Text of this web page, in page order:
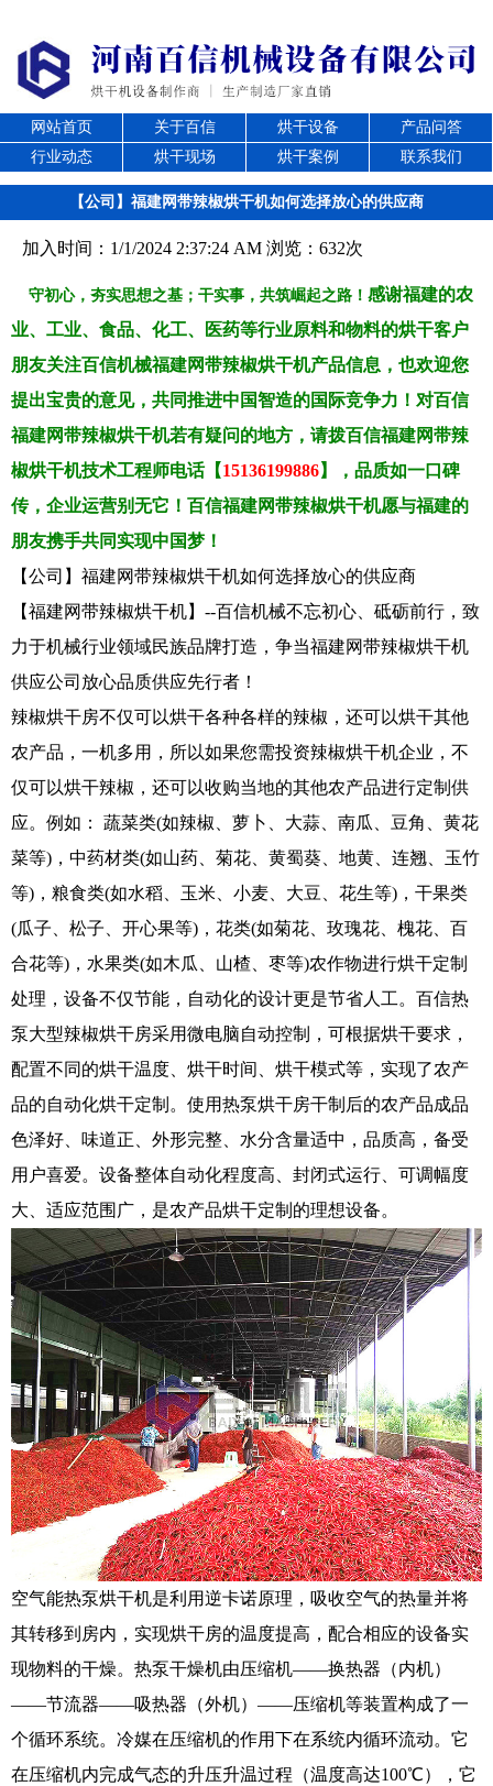
网站首页 关于百信 烘干设备
产品问答
行业动态
烘干现场 烘干案例 联系我们
【公司】福建网带辣椒烘干机如何选择放心的供应商
加入时间：1/1/2024 2:37:24 AM 浏览：632次
守初心，夯实思想之基；干实事，共筑崛起之路！ 感谢福建的农
业、工业、食品、化工、医药等行业原料和物料的烘干客户
朋友关注百信机械福建网带辣椒烘干机产品信息，也欢迎您
提出宝贵的意见，共同推进中国智造的国际竞争力！对百信
福建网带辣椒烘干机若有疑问的地方，请拨百信福建网带辣
椒烘干机技术工程师电话【15136199886】，品质如一口碑
传，企业运营别无它！百信福建网带辣椒烘干机愿与福建的
朋友携手共同实现中国梦！
【公司】福建网带辣椒烘干机如何选择放心的供应商
【福建网带辣椒烘干机】--百信机械不忘初心、砥砺前行，致
力于机械行业领域民族品牌打造，争当福建网带辣椒烘干机
供应公司放心品质供应先行者！
辣椒烘干房不仅可以烘干各种各样的辣椒，还可以烘干其他
农产品，一机多用，所以如果您需投资辣椒烘干机企业，不
仅可以烘干辣椒，还可以收购当地的其他农产品进行定制供
应。例如： 蔬菜类(如辣椒、萝卜、大蒜、南瓜、豆角、黄花
菜等)，中药材类(如山药、菊花、黄蜀葵、地黄、连翘、玉竹
等)，粮食类(如水稻、玉米、小麦、大豆、花生等)，干果类
(瓜子、松子、开心果等)，花类(如菊花、玫瑰花、槐花、百
合花等)，水果类(如木瓜、山楂、枣等)农作物进行烘干定制
处理，设备不仅节能，自动化的设计更是节省人工。百信热
泵大型辣椒烘干房采用微电脑自动控制，可根据烘干要求，
配置不同的烘干温度、烘干时间、烘干模式等，实现了农产
品的自动化烘干定制。使用热泵烘干房干制后的农产品成品
色泽好、味道正、外形完整、水分含量适中，品质高，备受
用户喜爱。设备整体自动化程度高、封闭式运行、可调幅度
大、适应范围广，是农产品烘干定制的理想设备。
空气能热泵烘干机是利用逆卡诺原理，吸收空气的热量并将
其转移到房内，实现烘干房的温度提高，配合相应的设备实
现物料的干燥。热泵干燥机由压缩机——换热器（内机）
——节流器——吸热器（外机）——压缩机等装置构成了一
个循环系统。冷媒在压缩机的作用下在系统内循环流动。它
在压缩机内完成气态的升压升温过程（温度高达100℃），它